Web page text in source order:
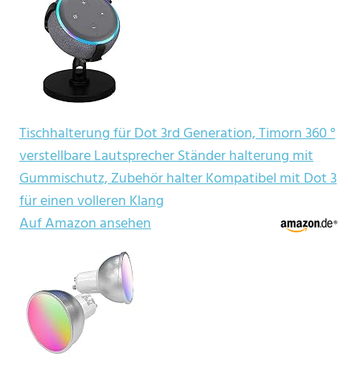
Tischhalterung für Dot 3rd Generation, Timorn 360 °
verstellbare Lautsprecher Ständer halterung mit
Gummischutz, Zubehör halter Kompatibel mit Dot 3
für einen volleren Klang
Auf Amazon ansehen